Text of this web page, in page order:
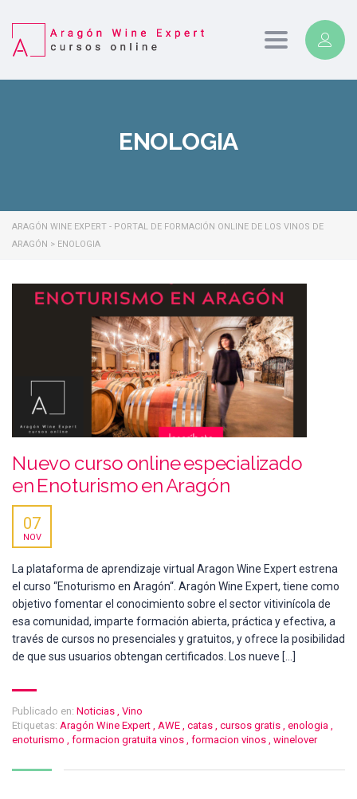
Toggle
ENOLOGIA
ARAGÓN WINE EXPERT - PORTAL DE FORMACIÓN ONLINE DE LOS VINOS DE
ARAGÓN > ENOLOGIA
Nuevo curso online especializado
en Enoturismo en Aragón
07
NOV
La plataforma de aprendizaje virtual Aragon Wine Expert estrena
el curso “Enoturismo en Aragón“. Aragón Wine Expert, tiene como
objetivo fomentar el conocimiento sobre el sector vitivinícola de
esa comunidad, imparte formación abierta, práctica y efectiva, a
través de cursos no presenciales y gratuitos, y ofrece la posibilidad
de que sus usuarios obtengan certificados. Los nueve […]
Publicado en: Noticias , Vino
Etiquetas: Aragón Wine Expert , AWE , catas , cursos gratis , enologia ,
enoturismo , formacion gratuita vinos , formacion vinos , winelover